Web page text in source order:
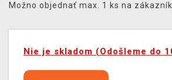
Možno objednať max. 1 ks na
Nie je skladom (Odošleme do